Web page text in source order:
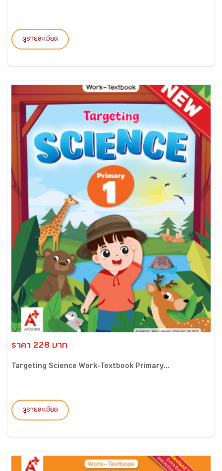
ดูรายละเอียด
ราคา 228 บาท
Targeting Science Work-Textbook Primary...
ดูรายละเอียด